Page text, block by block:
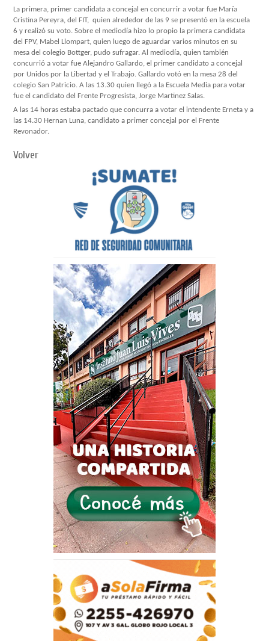
La primera, primer candidata a concejal en concurrir a votar fue María
Cristina Pereyra, del FIT, quien alrededor de las 9 se presentó en la escuela
6 y realizó su voto. Sobre el mediodía hizo lo propio la primera candidata
del FPV, Mabel Llompart, quien luego de aguardar varios minutos en su
mesa del colegio Bottger, pudo sufragar. Al mediodía, quien también
concurrió a votar fue Alejandro Gallardo, el primer candidato a concejal
por Unidos por la Libertad y el Trabajo. Gallardo votó en la mesa 28 del
colegio San Patricio. A las 13.30 quien llegó a la Escuela Media para votar
fue el candidato del Frente Progresista, Jorge Martinez Salas.
A las 14 horas estaba pactado que concurra a votar el intendente Erneta y a
las 14.30 Hernan Luna, candidato a primer concejal por el Frente
Revonador.
Volver